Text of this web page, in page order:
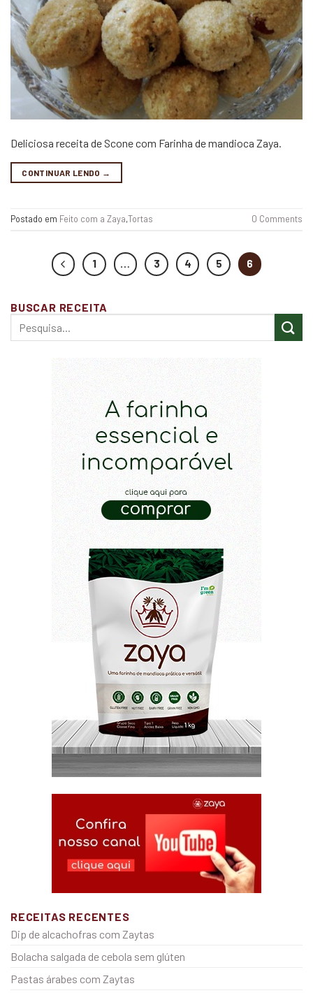
Deliciosa receita de Scone com Farinha de mandioca Zaya.
CONTINUAR LENDO →
Postado em Feito com a Zaya,Tortas 0 Comments
1 … 3 4 5 6
BUSCAR RECEITA
RECEITAS RECENTES
Dip de alcachofras com Zaytas
Bolacha salgada de cebola sem glúten
Pastas árabes com Zaytas